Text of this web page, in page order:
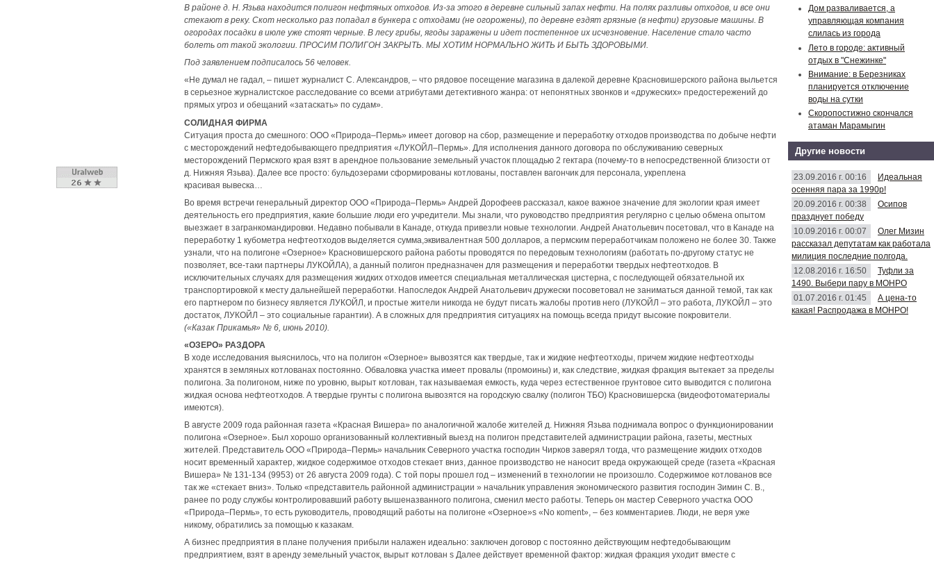
В районе д. Н. Язьва находится полигон нефтяных отходов. Из-за этого в деревне сильный запах нефти. На полях разливы отходов, и все они
стекают в реку. Скот несколько раз попадал в бункера с отходами (не огорожены), по деревне ездят грязные (в нефти) грузовые машины. В
огородах посадки в июле уже стоят черные. В лесу грибы, ягоды заражены и идет постепенное их исчезновение. Население стало часто
болеть от такой экологии. ПРОСИМ ПОЛИГОН ЗАКРЫТЬ. МЫ ХОТИМ НОРМАЛЬНО ЖИТЬ И БЫТЬ ЗДОРОВЫМИ.
Под заявлением подписалось 56 человек.
«Не думал не гадал, – пишет журналист С. Александров, – что рядовое посещение магазина в далекой деревне Красновишерского района выльется
в серьезное журналистское расследование со всеми атрибутами детективного жанра: от непонятных звонков и «дружеских» предостережений до
прямых угроз и обещаний «затаскать» по судам».
СОЛИДНАЯ ФИРМА
Ситуация проста до смешного: ООО «Природа–Пермь» имеет договор на сбор, размещение и переработку отходов производства по добыче нефти
с месторождений нефтедобывающего предприятия «ЛУКОЙЛ–Пермь». Для исполнения данного договора по обслуживанию северных
месторождений Пермского края взят в арендное пользование земельный участок площадью 2 гектара (почему-то в непосредственной близости от
д. Нижняя Язьва). Далее все просто: бульдозерами сформированы котлованы, поставлен вагончик для персонала, укреплена
красивая вывеска…
Во время встречи генеральный директор ООО «Природа–Пермь» Андрей Дорофеев рассказал, какое важное значение для экологии края имеет
деятельность его предприятия, какие большие люди его учредители. Мы знали, что руководство предприятия регулярно с целью обмена опытом
выезжает в загранкомандировки. Недавно побывали в Канаде, откуда привезли новые технологии. Андрей Анатольевич посетовал, что в Канаде на
переработку 1 кубометра нефтеотходов выделяется сумма,эквивалентная 500 долларов, а пермским переработчикам положено не более 30. Также
узнали, что на полигоне «Озерное» Красновишерского района работы проводятся по передовым технологиям (работать по-другому статус не
позволяет, все-таки партнеры ЛУКОЙЛА), а данный полигон предназначен для размещения и переработки твердых нефтеотходов. В
исключительных случаях для размещения жидких отходов имеется специальная металлическая цистерна, с последующей обязательной их
транспортировкой к месту дальнейшей переработки. Напоследок Андрей Анатольевич дружески посоветовал не заниматься данной темой, так как
его партнером по бизнесу является ЛУКОЙЛ, и простые жители никогда не будут писать жалобы против него (ЛУКОЙЛ – это работа, ЛУКОЙЛ – это
достаток, ЛУКОЙЛ – это социальные гарантии). А в сложных для предприятия ситуациях на помощь всегда придут высокие покровители.
(«Казак Прикамья» № 6, июнь 2010).
«ОЗЕРО» РАЗДОРА
В ходе исследования выяснилось, что на полигон «Озерное» вывозятся как твердые, так и жидкие нефтеотходы, причем жидкие нефтеотходы
хранятся в земляных котлованах постоянно. Обваловка участка имеет провалы (промоины) и, как следствие, жидкая фракция вытекает за пределы
полигона. За полигоном, ниже по уровню, вырыт котлован, так называемая емкость, куда через естественное грунтовое сито выводится с полигона
жидкая основа нефтеотходов. А твердые грунты с полигона вывозятся на городскую свалку (полигон ТБО) Красновишерска (видеофотоматериалы
имеются).
В августе 2009 года районная газета «Красная Вишера» по аналогичной жалобе жителей д. Нижняя Язьва поднимала вопрос о функционировании
полигона «Озерное». Был хорошо организованный коллективный выезд на полигон представителей администрации района, газеты, местных
жителей. Представитель ООО «Природа–Пермь» начальник Северного участка господин Чирков заверял тогда, что размещение жидких отходов
носит временный характер, жидкое содержимое отходов стекает вниз, данное производство не наносит вреда окружающей среде (газета «Красная
Вишера» № 131-134 (9953) от 26 августа 2009 года). С той поры прошел год – изменений в технологии не произошло. Содержимое котлованов все
так же «стекает вниз». Только «представитель районной администрации » начальник управления экономического развития господин Зимин С. В.,
ранее по роду службы контролировавший работу вышеназванного полигона, сменил место работы. Теперь он мастер Северного участка ООО
«Природа–Пермь», то есть руководитель, проводящий работы на полигоне «Озерное»ѕ «No кoment», – без комментариев. Люди, не веря уже
никому, обратились за помощью к казакам.
А бизнес предприятия в плане получения прибыли налажен идеально: заключен договор с постоянно действующим нефтедобывающим
предприятием, взят в аренду земельный участок, вырыт котлован ѕ Далее действует временной фактор: жидкая фракция уходит вместе с
Дом разваливается, а
управляющая компания
слилась из города
Лето в городе: активный
отдых в "Снежинке"
Внимание: в Березниках
планируется отключение
воды на сутки
Скоропостижно скончался
атаман Марамыгин
Другие новости
23.09.2016 г. 00:16
Идеальная
осенняя пара за 1990р!
20.09.2016 г. 00:38
Осипов
празднует победу
10.09.2016 г. 00:07
Олег Мизин
рассказал депутатам как работала
милиция последние полгода.
12.08.2016 г. 16:50
Туфли за
1490. Выбери пару в МОНРО
01.07.2016 г. 01:45
А цена-то
какая! Распродажа в МОНРО!